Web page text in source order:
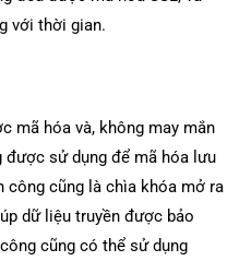
với thời gian.
mã hóa và, không may mắn
sử dụng để mã hóa lưu
công cũng là chìa khóa mở ra
dữ liệu truyền được bảo
cũng có thể sử dụng